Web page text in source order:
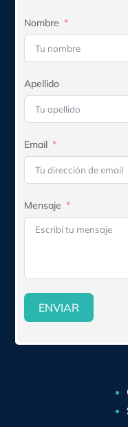
Nombre
Apellido
Email
Mensaje
ENVIAR